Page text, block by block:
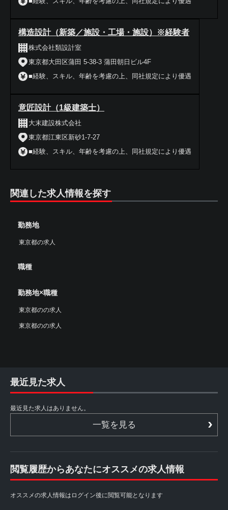
構造設計（新築／施設・工場・施設）※経験者
株式会社類設計室
東京都大田区蒲田 5-38-3 蒲田朝日ビル4F
■経験、スキル、年齢を考慮の上、同社規定により優遇
意匠設計（1級建築士）
大末建設株式会社
東京都江東区新砂1-7-27
■経験、スキル、年齢を考慮の上、同社規定により優遇
関連した求人情報を探す
勤務地
東京都の求人
職種
勤務地×職種
東京都のの求人
東京都のの求人
最近見た求人
最近見た求人はありません。
一覧を見る
閲覧履歴からあなたにオススメの求人情報
オススメの求人情報はログイン後に閲覧可能となります